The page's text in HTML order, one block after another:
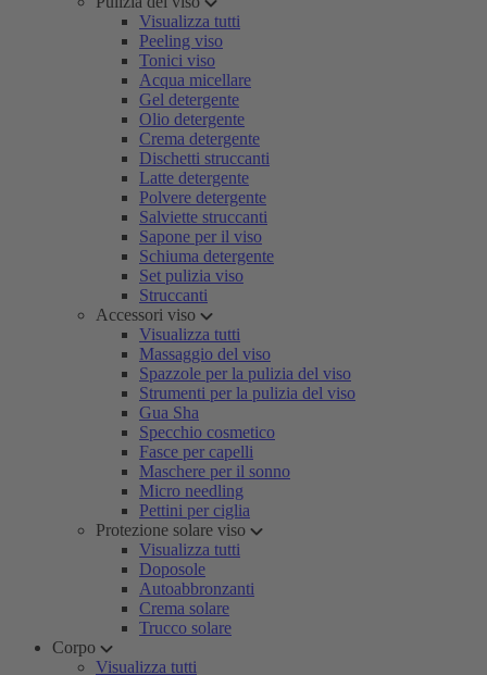
Visualizza tutti
Peeling viso
Tonici viso
Acqua micellare
Gel detergente
Olio detergente
Crema detergente
Dischetti struccanti
Latte detergente
Polvere detergente
Salviette struccanti
Sapone per il viso
Schiuma detergente
Set pulizia viso
Struccanti
Accessori viso
Visualizza tutti
Massaggio del viso
Spazzole per la pulizia del viso
Strumenti per la pulizia del viso
Gua Sha
Specchio cosmetico
Fasce per capelli
Maschere per il sonno
Micro needling
Pettini per ciglia
Protezione solare viso
Visualizza tutti
Doposole
Autoabbronzanti
Crema solare
Trucco solare
Corpo
Visualizza tutti